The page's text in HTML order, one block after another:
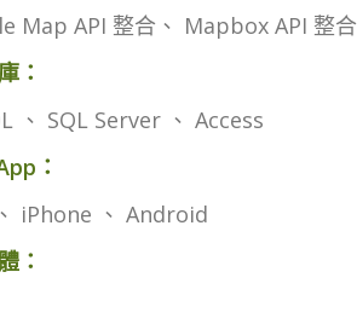
Map API 整合、 Mapbox API 整合
：
、 SQL Server 、 Access
：
iPhone 、 Android
：